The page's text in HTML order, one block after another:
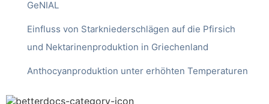
GeNIAL
Einfluss von Starkniederschlägen auf die Pfirsich
und Nektarinenproduktion in Griechenland
Anthocyanproduktion unter erhöhten Temperaturen